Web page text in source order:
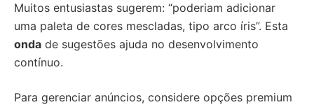
Muitos entusiastas sugerem: “poderiam adicionar
uma paleta de cores mescladas, tipo arco íris”. Esta
onda de sugestões ajuda no desenvolvimento
contínuo.
Para gerenciar anúncios, considere opções premium